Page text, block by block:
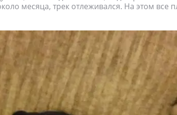
месяца, трек отлеживался. На этом все